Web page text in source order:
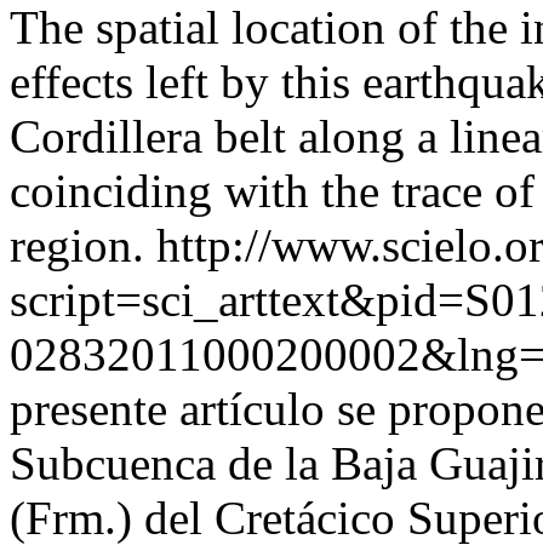
The spatial location of the
effects left by this
Cordillera belt along a
coinciding with the trace
region. http://
presente artículo se
Subcuenca de la Baja
(Frm.) del Cretácico